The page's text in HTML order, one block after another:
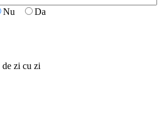
Nu
Da
de zi cu zi